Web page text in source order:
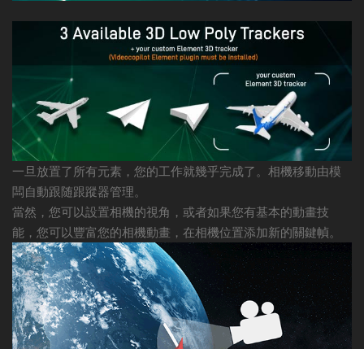
一旦放置了所有元素，您的工作就幾乎完成了。相機移動由模
闆自動跟随跟蹤器管理。
當然，您可以設置相機的視角，或者如果您有基本的動畫技
能，您可以豐富您的相機動畫，在相機位置添加新的關鍵幀。